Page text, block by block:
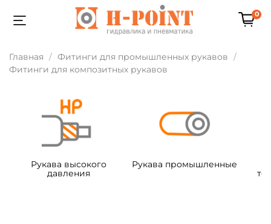
0
Главная
Фитинги для промышленных рукавов
Фитинги для композитных рукавов
Рукава высокого
давления
Рукава промышленные